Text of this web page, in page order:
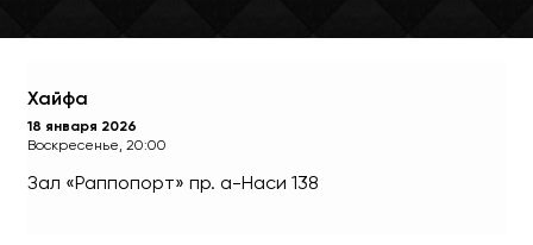
Хайфа
18 января 2026
Воскресенье, 20:00
Зал «Раппопорт» пр. а-Наси 138